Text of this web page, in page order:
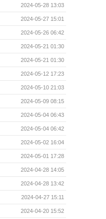
2024-05-28 13:03
2024-05-27 15:01
2024-05-26 06:42
2024-05-21 01:30
2024-05-21 01:30
2024-05-12 17:23
2024-05-10 21:03
2024-05-09 08:15
2024-05-04 06:43
2024-05-04 06:42
2024-05-02 16:04
2024-05-01 17:28
2024-04-28 14:05
2024-04-28 13:42
2024-04-27 15:11
2024-04-20 15:52